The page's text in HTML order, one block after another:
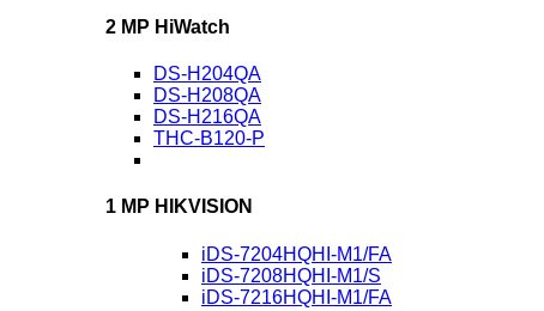
2 MP HiWatch
DS-H204QA
DS-H208QA
DS-H216QA
THC-B120-P
1 MP HIKVISION
iDS-7204HQHI-M1/FA
iDS-7208HQHI-M1/S
iDS-7216HQHI-M1/FA